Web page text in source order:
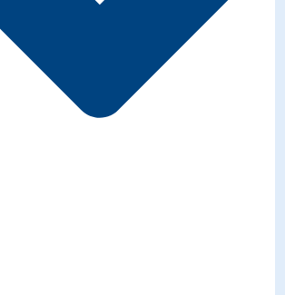
Search in content